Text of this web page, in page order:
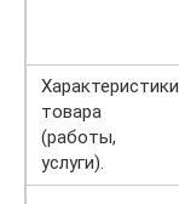
Характеристики
товара
(работы,
услуги).